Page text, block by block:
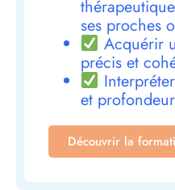
ses proches
Acquérir
précis et
et profondeur
Découvrir la